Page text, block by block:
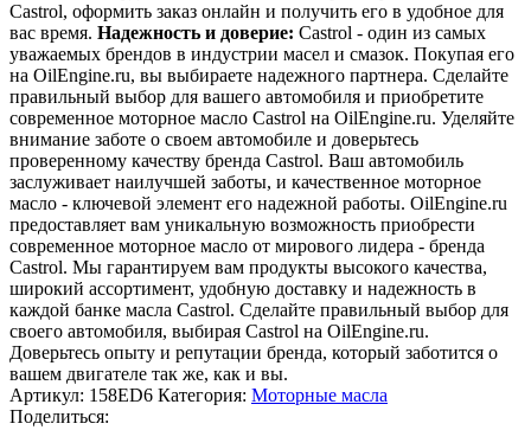
Castrol, оформить заказ онлайн и получить его в удобное для
вас время. Надежность и доверие: Castrol - один из самых
уважаемых брендов в индустрии масел и смазок. Покупая его
на OilEngine.ru, вы выбираете надежного партнера. Сделайте
правильный выбор для вашего автомобиля и приобретите
современное моторное масло Castrol на OilEngine.ru. Уделяйте
внимание заботе о своем автомобиле и доверьтесь
проверенному качеству бренда Castrol. Ваш автомобиль
заслуживает наилучшей заботы, и качественное моторное
масло - ключевой элемент его надежной работы. OilEngine.ru
предоставляет вам уникальную возможность приобрести
современное моторное масло от мирового лидера - бренда
Castrol. Мы гарантируем вам продукты высокого качества,
широкий ассортимент, удобную доставку и надежность в
каждой банке масла Castrol. Сделайте правильный выбор для
своего автомобиля, выбирая Castrol на OilEngine.ru.
Доверьтесь опыту и репутации бренда, который заботится о
вашем двигателе так же, как и вы.
Артикул: 158ED6 Категория: Моторные масла
Поделиться: